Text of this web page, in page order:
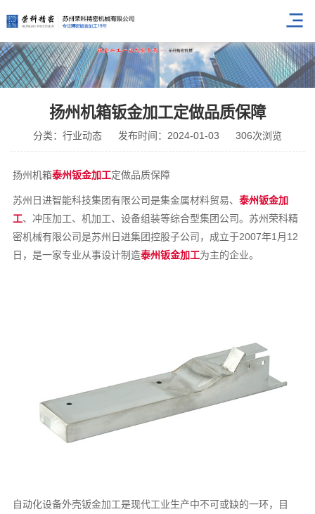
扬州机箱钣金加工定做品质保障
分类：行业动态 发布时间：2024-01-03 306次浏览
扬州机箱泰州钣金加工定做品质保障
苏州日进智能科技集团有限公司是集金属材料贸易、泰州钣金加
工、冲压加工、机加工、设备组装等综合型集团公司。苏州荣科精
密机械有限公司是苏州日进集团控股子公司，成立于2007年1月12
日，是一家专业从事设计制造泰州钣金加工为主的企业。
自动化设备外壳钣金加工是现代工业生产中不可或缺的一环，目